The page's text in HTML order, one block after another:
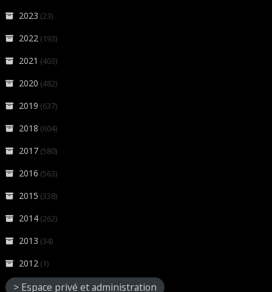
2023 (23)
2022 (193)
2021 (403)
2020 (482)
2019 (637)
2018 (604)
2017 (580)
2016 (563)
2015 (338)
2014 (262)
2013 (34)
2012 (1)
> Espace privé et administration